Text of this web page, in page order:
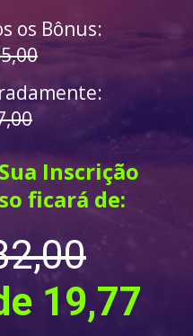
Inscrição
ficará de:
19,77